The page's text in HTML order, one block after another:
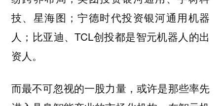
技、星海图；宁德时代投资银河通用机器
人；比亚迪、TCL创投都是智元机器人的出
资人。
而最不可忽视的一股力量，或许是那些率先